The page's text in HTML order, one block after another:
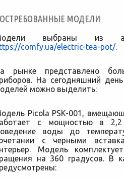
МОДЕЛИ
выбраны из
comfy.ua/electric-tea-pot/.
рынке представлено
На сегодняшний
можно выделить:
Picola PSK-001,
с мощностью в 2,2
воды до
с черными
Модель
на 360 градусов. В